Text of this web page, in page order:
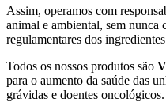
Assim, operamos com
animal e ambiental, sem nunca
regulamentares dos
Todos os nossos produtos são
para o aumento da saúde das
grávidas e doentes oncológicos.